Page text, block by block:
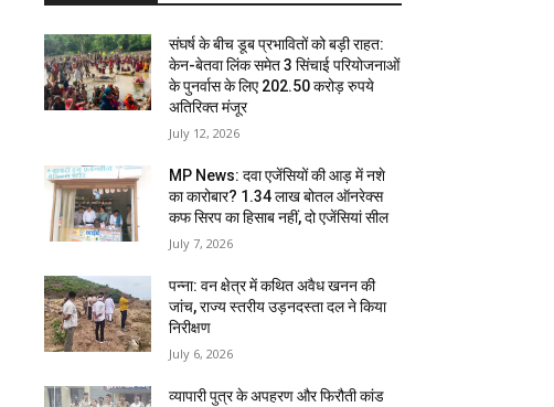
संघर्ष के बीच डूब प्रभावितों को बड़ी राहत:
केन-बेतवा लिंक समेत 3 सिंचाई परियोजनाओं
के पुनर्वास के लिए 202.50 करोड़ रुपये
अतिरिक्त मंजूर
July 12, 2026
MP News: दवा एजेंसियों की आड़ में नशे
का कारोबार? 1.34 लाख बोतल ऑनरेक्स
कफ सिरप का हिसाब नहीं, दो एजेंसियां सील
July 7, 2026
पन्ना: वन क्षेत्र में कथित अवैध खनन की
जांच, राज्य स्तरीय उड़नदस्ता दल ने किया
निरीक्षण
July 6, 2026
व्यापारी पुत्र के अपहरण और फिरौती कांड